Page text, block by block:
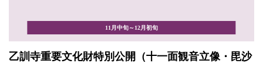
11月中旬～12月初旬
乙訓寺重要文化財特別公開（十一面観音立像・毘沙